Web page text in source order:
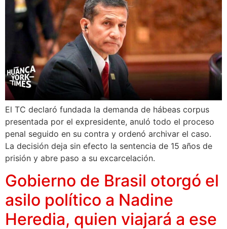
El TC declaró fundada la demanda de hábeas corpus
presentada por el expresidente, anuló todo el proceso
penal seguido en su contra y ordenó archivar el caso.
La decisión deja sin efecto la sentencia de 15 años de
prisión y abre paso a su excarcelación.
Gobierno de Brasil otorgó el
asilo político a Nadine
Heredia, quien viajará a ese